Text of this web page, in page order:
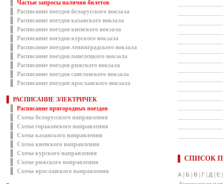
Частые запросы наличия билетов
Расписание поездов белорусского вокзала
Расписание поездов казанского вокзала
Расписание поездов киевского вокзала
Расписание поездов курского вокзала
Расписание поездов ленинградского вокзала
Расписание поездов павелецкого вокзала
Расписание поездов рижского вокзала
Расписание поездов савеловского вокзала
Расписание поездов ярославского вокзала
РАСПИСАНИЕ ЭЛЕКТРИЧЕК
Расписание пригородных поездов
Схема белорусского направления
Схема горьковского направления
Схема казанского направления
Схема киевского направления
Схема курского направления
Схема рижского направления
Схема ярославского направления
СПИСОК
А Б В Г Д Е